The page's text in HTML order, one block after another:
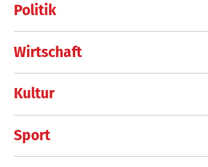
Politik
Wirtschaft
Kultur
Sport